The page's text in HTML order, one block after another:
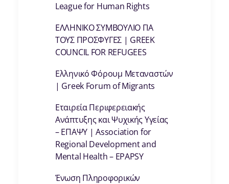
League for Human Rights
ΕΛΛΗΝΙΚΟ ΣΥΜΒΟΥΛΙΟ ΓΙΑ
ΤΟΥΣ ΠΡΟΣΦΥΓΕΣ | GREEK
COUNCIL FOR REFUGEES
Ελληνικό Φόρουμ Μεταναστών
| Greek Forum of Migrants
Εταιρεία Περιφερειακής
Ανάπτυξης και Ψυχικής Υγείας
– ΕΠΑΨΥ | Association for
Regional Development and
Mental Health – EPAPSY
Ένωση Πληροφορικών